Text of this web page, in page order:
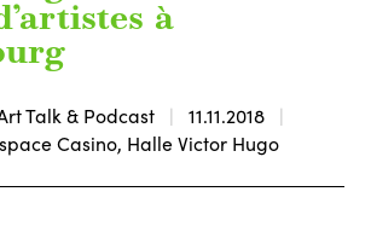
à
Talk & Podcast
11.11.2018
Casino, Halle Victor Hugo